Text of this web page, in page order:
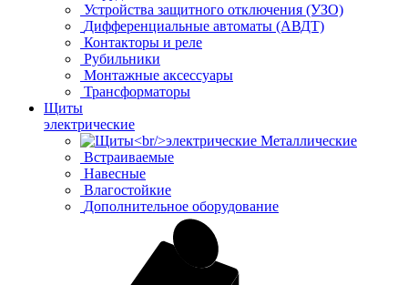
Устройства защитного отключения (УЗО)
Дифференциальные автоматы (АВДТ)
Контакторы и реле
Рубильники
Монтажные аксессуары
Трансформаторы
Щиты
электрические
Металлические
Встраиваемые
Навесные
Влагостойкие
Дополнительное оборудование